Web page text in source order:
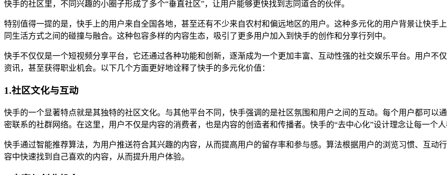
快手的社区里，不同兴趣的小圈子形成了多个“垂直社区”，让用户能够更快找到志同道合的伙伴。
特别值得一提的是，快手上的用户来自全国各地，甚至还有不少来自农村和偏远地区的用户。这种多元化的用户背景让快手
同生活方式之间的碰撞与融合。这种包容多样的内容生态，吸引了更多用户加入到快手的创作和分享行列中。
快手不仅仅是一个短视频分享平台，它还通过各种功能和创新，逐渐成为一个更加丰富、互动性强的社交娱乐平台。用户不
资讯，甚至获得职业机会。以下几个方面更好地诠释了快手的多元化价值：
1.社区文化与互动
快手的一个显著特点就是其独特的社区文化。与其他平台不同，快手强调的是社区氛围和用户之间的互动。每个用户都可以
密联系的社群网络。在这里，用户不仅是内容的消费者，也是内容的创造者和传播者。快手的“去中心化”设计理念让每一个
快手通过智能推荐算法，为用户推送符合其兴趣的内容，从而提高用户的留存率和参与感。算法根据用户的浏览习惯、互动
容中快速找到自己喜欢的内容，从而提升用户体验。